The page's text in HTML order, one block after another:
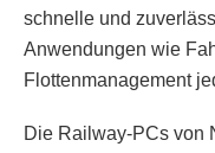
schnelle und
Anwendungen wie
Flottenmanagement
Die Railway-PCs von